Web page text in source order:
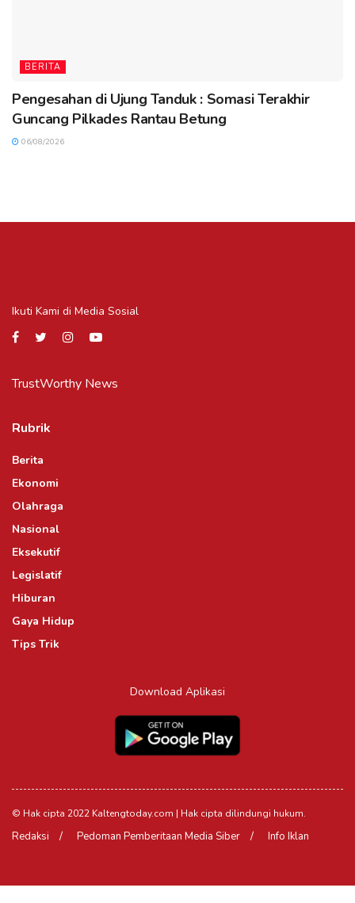
BERITA
Pengesahan di Ujung Tanduk : Somasi Terakhir
Guncang Pilkades Rantau Betung
06/08/2026
Ikuti Kami di Media Sosial
TrustWorthy News
Rubrik
Berita
Ekonomi
Olahraga
Nasional
Eksekutif
Legislatif
Hiburan
Gaya Hidup
Tips Trik
Download Aplikasi
© Hak cipta 2022 Kaltengtoday.com | Hak cipta dilindungi hukum.
Redaksi Pedoman Pemberitaan Media Siber Info Iklan